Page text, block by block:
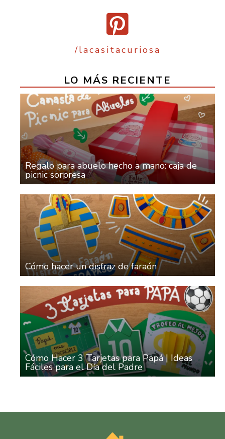
/lacasitacuriosa
LO MÁS RECIENTE
Regalo para abuelo hecho a mano: caja de
picnic sorpresa
Cómo hacer un disfraz de faraón
Cómo Hacer 3 Tarjetas para Papá | Ideas
Fáciles para el Día del Padre